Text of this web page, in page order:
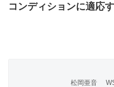
コンディションに適応
松岡亜音